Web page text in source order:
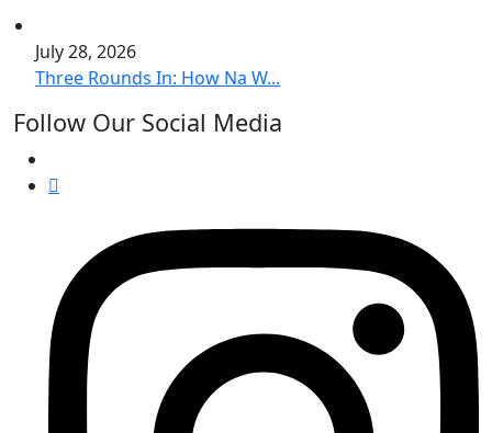
July 28, 2026
Three Rounds In: How Na W...
Follow Our Social Media